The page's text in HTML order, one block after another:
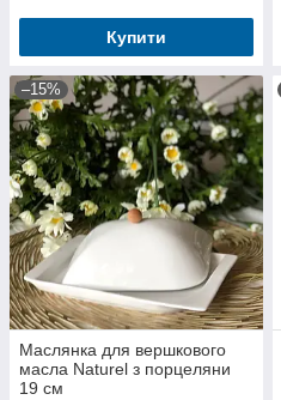
Купити
–15%
Маслянка для вершкового
масла Naturel з порцеляни
19 см